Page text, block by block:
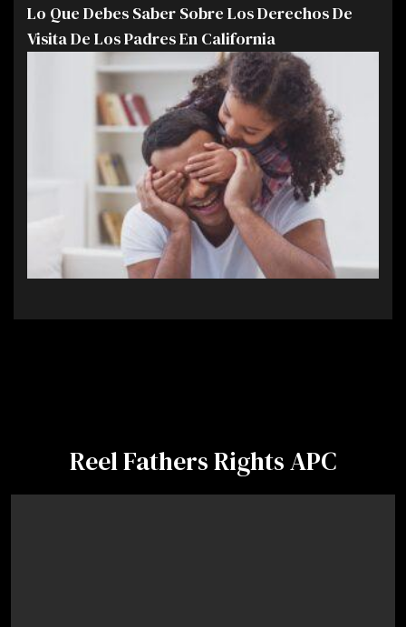
Lo Que Debes Saber Sobre Los Derechos De
Visita De Los Padres En California
Reel Fathers Rights APC